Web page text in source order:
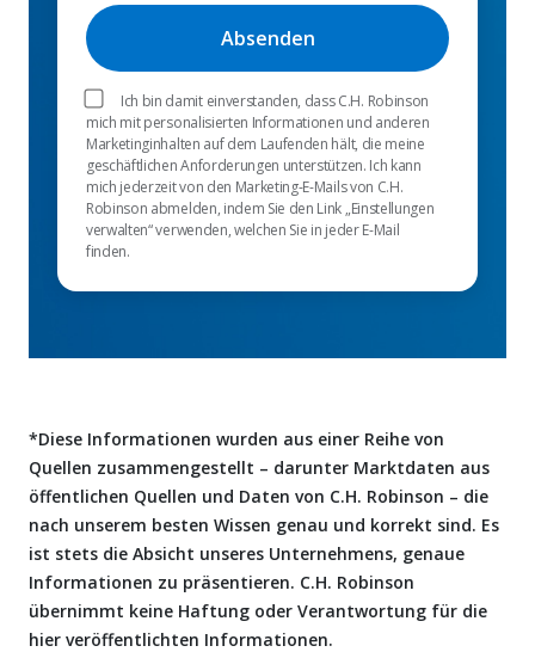
Ich bin damit einverstanden, dass C.H. Robinson
mich mit personalisierten Informationen und anderen
Marketinginhalten auf dem Laufenden hält, die meine
geschäftlichen Anforderungen unterstützen. Ich kann
mich jederzeit von den Marketing-E-Mails von C.H.
Robinson abmelden, indem Sie den Link „Einstellungen
verwalten“ verwenden, welchen Sie in jeder E-Mail
finden.
*Diese Informationen wurden aus einer Reihe von
Quellen zusammengestellt – darunter Marktdaten aus
öffentlichen Quellen und Daten von C.H. Robinson – die
nach unserem besten Wissen genau und korrekt sind. Es
ist stets die Absicht unseres Unternehmens, genaue
Informationen zu präsentieren. C.H. Robinson
übernimmt keine Haftung oder Verantwortung für die
hier veröffentlichten Informationen.